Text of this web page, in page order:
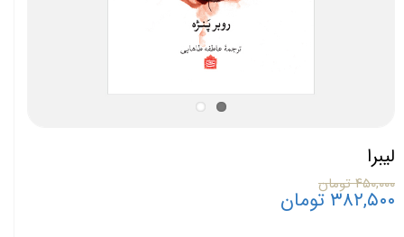
لیبرا
۴۵۰,۰۰۰ تومان
۳۸۲,۵۰۰ تومان